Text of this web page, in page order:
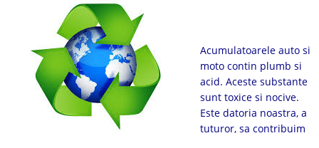
Acumulatoarele auto si
moto contin plumb si
acid. Aceste substante
sunt toxice si nocive.
Este datoria noastra, a
tuturor, sa contribuim